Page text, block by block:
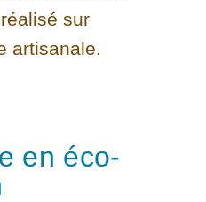
sur
artisanale.
en éco-